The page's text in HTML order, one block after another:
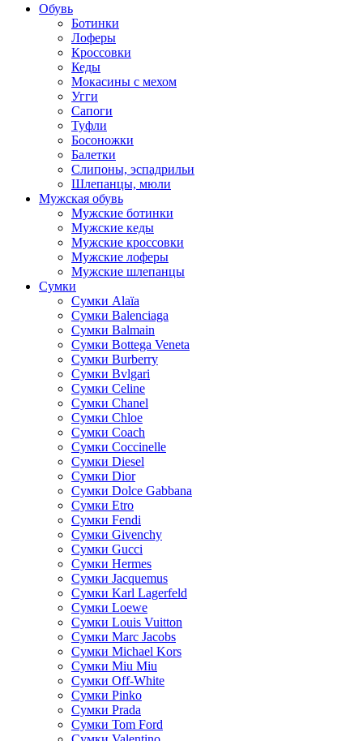
Обувь
Ботинки
Лоферы
Кроссовки
Кеды
Мокасины с мехом
Угги
Сапоги
Туфли
Босоножки
Балетки
Слипоны, эспадрильи
Шлепанцы, мюли
Мужская обувь
Мужские ботинки
Мужские кеды
Мужские кроссовки
Мужские лоферы
Мужские шлепанцы
Сумки
Cумки Alaïa
Сумки Balenciaga
Сумки Balmain
Сумки Bottega Veneta
Сумки Burberry
Сумки Bvlgari
Сумки Celine
Сумки Chanel
Сумки Chloe
Сумки Coach
Сумки Coccinelle
Сумки Diesel
Сумки Dior
Сумки Dolce Gabbana
Сумки Etro
Сумки Fendi
Сумки Givenchy
Сумки Gucci
Сумки Hermes
Сумки Jacquemus
Сумки Karl Lagerfeld
Сумки Loewe
Сумки Louis Vuitton
Сумки Marc Jacobs
Сумки Michael Kors
Сумки Miu Miu
Сумки Off-White
Сумки Pinko
Сумки Prada
Сумки Tom Ford